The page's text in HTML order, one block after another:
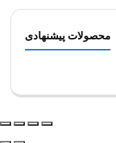
محصولات پیشنهادی